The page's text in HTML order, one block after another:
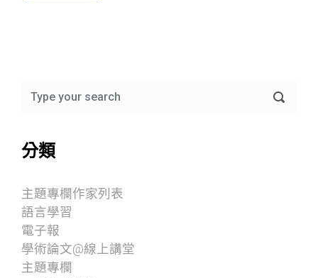
分類
主題專欄作家列表
語言學習
電子報
學術論文@線上講堂
主題專欄